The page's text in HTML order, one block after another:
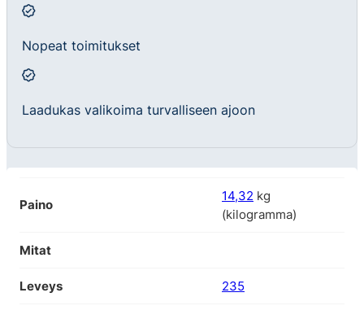
Nopeat toimitukset
Laadukas valikoima turvalliseen ajoon
Paino
14,32 kg
(kilogramma)
Mitat
Leveys 235